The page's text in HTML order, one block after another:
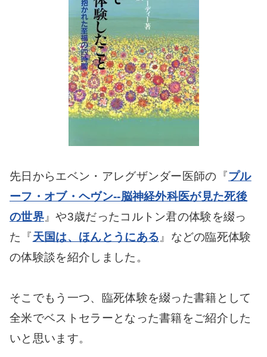
先日からエベン・アレグザンダー医師の 『プル
ーフ・オブ・ヘヴン--脳神経外科医が見た死後
の世界』や3歳だったコルトン君の体験を綴っ
た
『天国は、ほんとうにある』などの臨死体験
の体験談を紹介しました。
そこでもう一つ、臨死体験を綴った書籍として
全米でベストセラーとなった書籍をご紹介した
いと思います。